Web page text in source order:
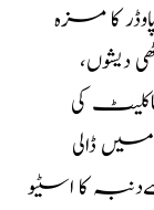
کا مزہ
دیشوں،
کی
ڈالی
کا اسٹیو